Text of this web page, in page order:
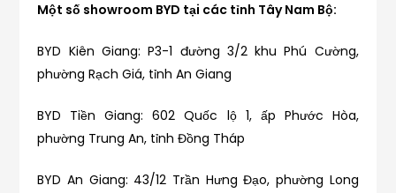
Một số showroom BYD tại các tỉnh Tây Nam Bộ:
BYD Kiên Giang: P3-1 đường 3/2 khu Phú Cường,
phường Rạch Giá, tỉnh An Giang
BYD Tiền Giang: 602 Quốc lộ 1, ấp Phước Hòa,
phường Trung An, tỉnh Đồng Tháp
BYD An Giang: 43/12 Trần Hưng Đạo, phường Long